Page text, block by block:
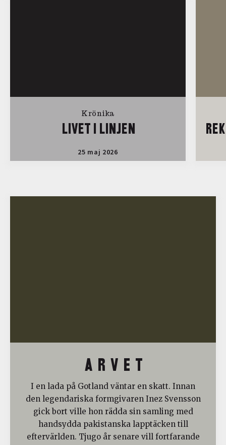
Krönika
LIVET I LINJEN
25 maj 2026
A R V E T
I en lada på Gotland väntar en skatt. Innan
den legendariska formgivaren Inez Svensson
gick bort ville hon rädda sin samling med
handsydda pakistanska lapptäcken till
eftervärlden. Tjugo år senare vill fortfarande